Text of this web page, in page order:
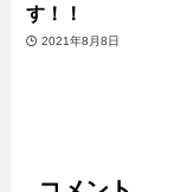
す！！
2021年8月8日